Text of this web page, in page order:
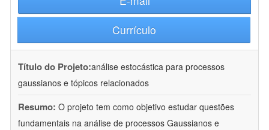
Currículo
Título do Projeto:análise estocástica para processos
gaussianos e tópicos relacionados
Resumo: O projeto tem como objetivo estudar questões
fundamentais na análise de processos Gaussianos e